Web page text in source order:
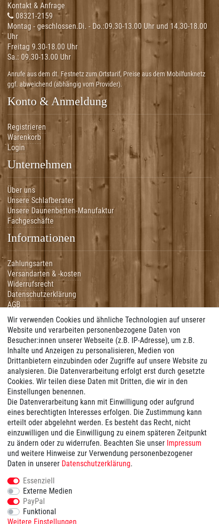
Wir verwenden Cookies und ähnliche Technologien auf unserer
Website und verarbeiten personenbezogene Daten von
Besucher:innen unserer Webseite (z.B. IP-Adresse), um z.B.
Inhalte und Anzeigen zu personalisieren, Medien von
Drittanbietern einzubinden oder Zugriffe auf unsere Website zu
analysieren. Die Datenverarbeitung erfolgt erst durch gesetzte
Cookies. Wir teilen diese Daten mit Dritten, die wir in den
Einstellungen benennen.
Die Datenverarbeitung kann mit Einwilligung oder aufgrund
eines berechtigten Interesses erfolgen. Die Zustimmung kann
erteilt oder abgelehnt werden. Es besteht das Recht, nicht
einzuwilligen und die Einwilligung zu einem späteren Zeitpunkt
zu ändern oder zu widerrufen. Beachten Sie unser Impressum
und weitere Hinweise zur Verwendung personenbezogener
Daten in unserer Daten­schutz­erklärung.
Essenziell
Externe Medien
PayPal
Funktional
Weitere Einstellungen
Kontakt & Anfrage
08321-2159
Montag - geschlossen.Di. - Do.:09.30-13.00 Uhr und 14.30-18.00
Uhr
Freitag 9.30-18.00 Uhr
Sa.: 09.30-13.00 Uhr
Anrufe aus dem dt. Festnetz zum Ortstarif, Preise aus dem Mobilfunknetz
ggf. abweichend (abhängig vom Provider).
Konto & Anmeldung
Registrieren
Warenkorb
Login
Unternehmen
Über uns
Unsere Schlafberater
Unsere Daunenbetten-Manufaktur
Fachgeschäfte
Informationen
Zahlungsarten
Versandarten & -kosten
Widerrufsrecht
Datenschutzerklärung
AGB
Impressum
Hilfe
Vertrag widerrufen
Zahlung
Wir bieten Ihnen folgende Zahlungsmöglichkeiten:
Versand
Wir versenden mit ...
Versandkostenfrei ab 100€
Geprüfte Sicherheit: